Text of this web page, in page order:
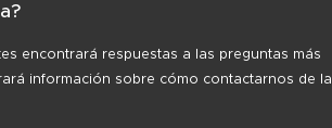
encontrará respuestas a las preguntas más
información sobre cómo contactarnos de la